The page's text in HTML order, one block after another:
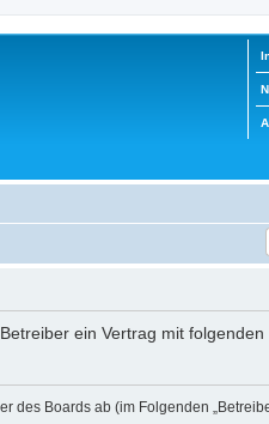
ein Vertrag mit
des Boards ab (im Folgenden